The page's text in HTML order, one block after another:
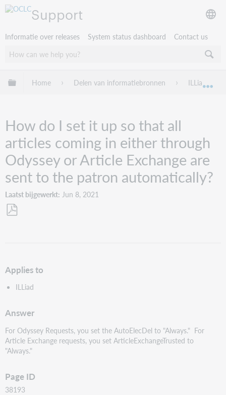
Support
Informatie over releases System status dashboard Contact us
Mondiale hiërarchie uitvouwen / samenvouwen
Home Delen van informatiebronnen ILLiad
How do I set it up so that all
articles coming in either through
Odyssey or Article Exchange are
sent to the patron automatically?
Laatst bijgewerkt Jun 8, 2021
Applies to
ILLiad
Answer
For Odyssey Requests, you set the AutoElecDel to "Always." For
Article Exchange requests, you set ArticleExchangeTrusted to
"Always."
Page ID
38193